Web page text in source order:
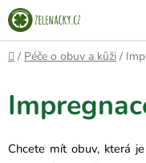
Přejít
na
obsah
Domů
/ Péče o obuv a kůži /
Chcete mít obuv, která